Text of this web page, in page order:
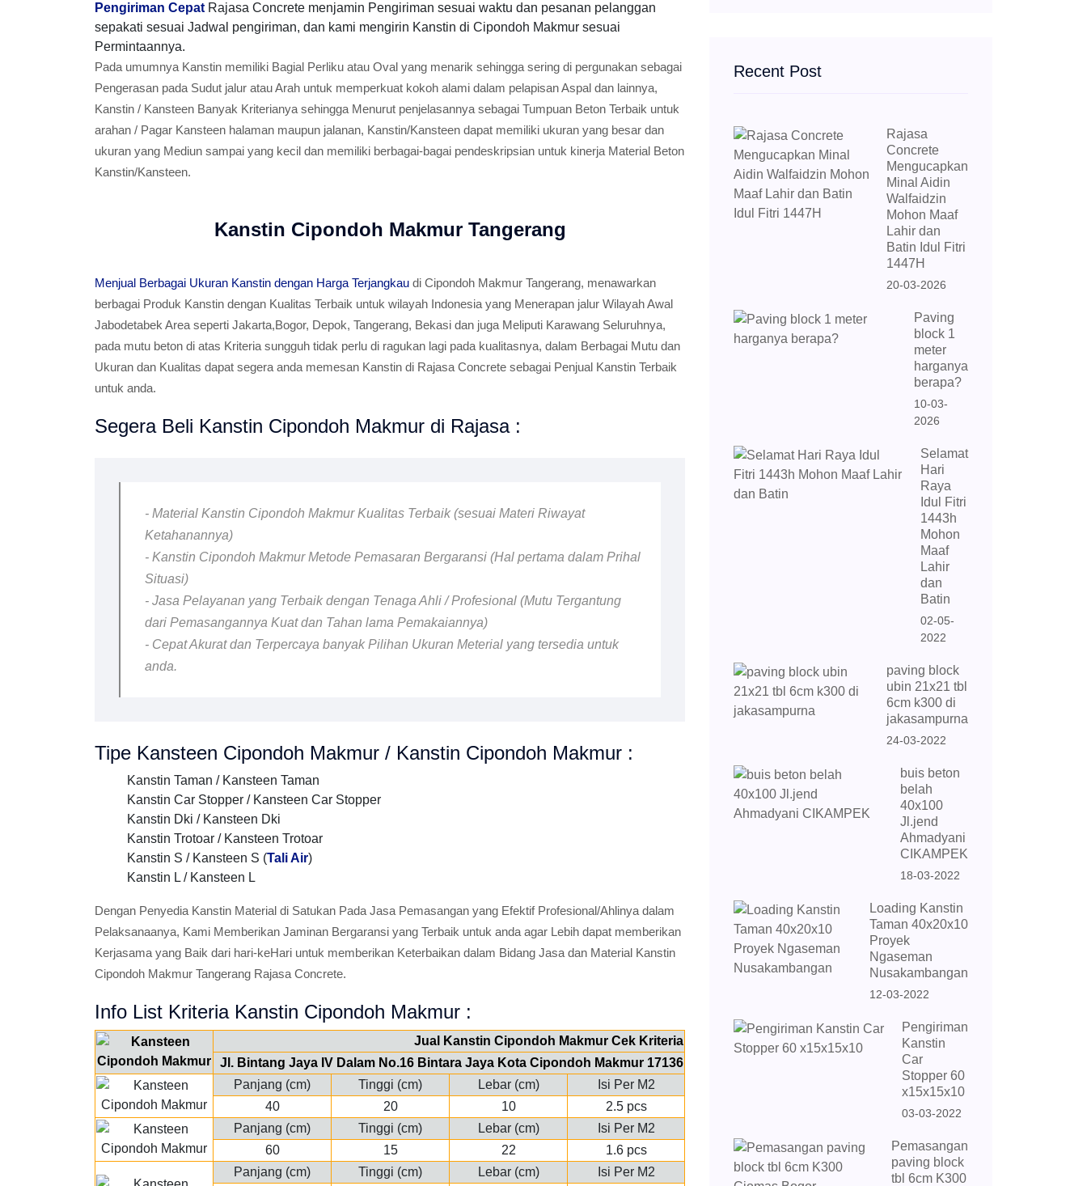
Pengiriman Cepat Rajasa Concrete menjamin Pengiriman sesuai waktu dan pesanan pelanggan
sepakati sesuai Jadwal pengiriman, dan kami mengirin Kanstin di Cipondoh Makmur sesuai
Permintaannya.
Pada umumnya Kanstin memiliki Bagial Perliku atau Oval yang menarik sehingga sering di pergunakan sebagai
Pengerasan pada Sudut jalur atau Arah untuk memperkuat kokoh alami dalam pelapisan Aspal dan lainnya,
Kanstin / Kansteen Banyak Kriterianya sehingga Menurut penjelasannya sebagai Tumpuan Beton Terbaik untuk
arahan / Pagar Kansteen halaman maupun jalanan, Kanstin/Kansteen dapat memiliki ukuran yang besar dan
ukuran yang Mediun sampai yang kecil dan memiliki berbagai-bagai pendeskripsian untuk kinerja Material Beton
Kanstin/Kansteen.
Kanstin Cipondoh Makmur Tangerang
Menjual Berbagai Ukuran Kanstin dengan Harga Terjangkau di Cipondoh Makmur Tangerang, menawarkan
berbagai Produk Kanstin dengan Kualitas Terbaik untuk wilayah Indonesia yang Menerapan jalur Wilayah Awal
Jabodetabek Area seperti Jakarta,Bogor, Depok, Tangerang, Bekasi dan juga Meliputi Karawang Seluruhnya,
pada mutu beton di atas Kriteria sungguh tidak perlu di ragukan lagi pada kualitasnya, dalam Berbagai Mutu dan
Ukuran dan Kualitas dapat segera anda memesan Kanstin di Rajasa Concrete sebagai Penjual Kanstin Terbaik
untuk anda.
Segera Beli Kanstin Cipondoh Makmur di Rajasa :
- Material Kanstin Cipondoh Makmur Kualitas Terbaik (sesuai Materi Riwayat
Ketahanannya)
- Kanstin Cipondoh Makmur Metode Pemasaran Bergaransi (Hal pertama dalam Prihal
Situasi)
- Jasa Pelayanan yang Terbaik dengan Tenaga Ahli / Profesional (Mutu Tergantung
dari Pemasangannya Kuat dan Tahan lama Pemakaiannya)
- Cepat Akurat dan Terpercaya banyak Pilihan Ukuran Meterial yang tersedia untuk
anda.
Tipe Kansteen Cipondoh Makmur / Kanstin Cipondoh Makmur :
Kanstin Taman / Kansteen Taman
Kanstin Car Stopper / Kansteen Car Stopper
Kanstin Dki / Kansteen Dki
Kanstin Trotoar / Kansteen Trotoar
Kanstin S / Kansteen S (Tali Air)
Kanstin L / Kansteen L
Dengan Penyedia Kanstin Material di Satukan Pada Jasa Pemasangan yang Efektif Profesional/Ahlinya dalam
Pelaksanaanya, Kami Memberikan Jaminan Bergaransi yang Terbaik untuk anda agar Lebih dapat memberikan
Kerjasama yang Baik dari hari-keHari untuk memberikan Keterbaikan dalam Bidang Jasa dan Material Kanstin
Cipondoh Makmur Tangerang Rajasa Concrete.
Info List Kriteria Kanstin Cipondoh Makmur :
Jual Kanstin Cipondoh Makmur Cek Kriteria
Jl. Bintang Jaya IV Dalam No.16 Bintara Jaya Kota Cipondoh Makmur 17136
Panjang (cm)
Tinggi (cm) Lebar (cm)
Isi Per M2
40
20 10
2.5 pcs
Panjang (cm)
Tinggi (cm) Lebar (cm)
Isi Per M2
60
15 22
1.6 pcs
Panjang (cm)
Tinggi (cm) Lebar (cm)
Isi Per M2
Recent Post
Rajasa
Concrete
Mengucapkan
Minal Aidin
Walfaidzin
Mohon Maaf
Lahir dan
Batin Idul Fitri
1447H
20-03-2026
Paving
block 1
meter
harganya
berapa?
10-03-
2026
Selamat
Hari
Raya
Idul Fitri
1443h
Mohon
Maaf
Lahir
dan
Batin
02-05-
2022
paving block
ubin 21x21 tbl
6cm k300 di
jakasampurna
24-03-2022
buis beton
belah
40x100
Jl.jend
Ahmadyani
CIKAMPEK
18-03-2022
Loading Kanstin
Taman 40x20x10
Proyek
Ngaseman
Nusakambangan
12-03-2022
Pengiriman
Kanstin
Car
Stopper 60
x15x15x10
03-03-2022
Pemasangan
paving block
tbl 6cm K300